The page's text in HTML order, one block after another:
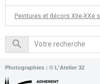
Peintures et décors XIIe-XXe s.
Photographies : © L'Atelier 32